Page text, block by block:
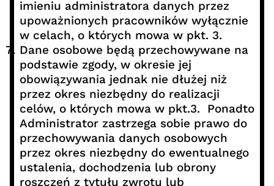
imieniu administratora danych przez
upoważnionych pracowników wyłącznie
w celach, o których mowa w pkt. 3.
Dane osobowe będą przechowywane na
podstawie zgody, w okresie jej
obowiązywania jednak nie dłużej niż
przez okres niezbędny do realizacji
celów, o których mowa w pkt.3. Ponadto
Administrator zastrzega sobie prawo do
przechowywania danych osobowych
przez okres niezbędny do ewentualnego
ustalenia, dochodzenia lub obrony
roszczeń z tytułu zwrotu lub